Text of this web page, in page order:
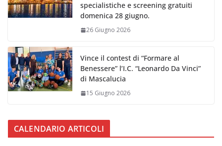
specialistiche e screening gratuiti
domenica 28 giugno.
26 Giugno 2026
Vince il contest di “Formare al
Benessere” l’I.C. “Leonardo Da Vinci”
di Mascalucia
15 Giugno 2026
CALENDARIO ARTICOLI